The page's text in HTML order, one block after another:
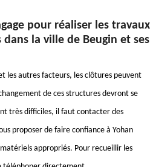
pour réaliser les travaux
la ville de Beugin et ses
les autres facteurs, les clôtures peuvent
de ces structures devront se
très difficiles, il faut contacter des
proposer de faire confiance à Yohan
appropriés. Pour recueillir les